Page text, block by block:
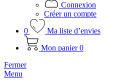
Connexion
Créer un compte
0
Ma liste d’envies
Mon panier 0
Fermer
Menu